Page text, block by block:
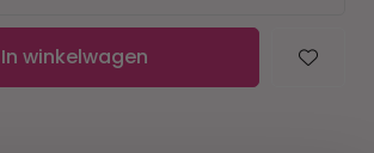
In winkelwagen